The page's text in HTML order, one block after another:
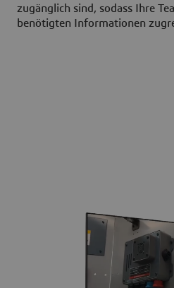
zugänglich sind, sodass Ihre
benötigten Informationen